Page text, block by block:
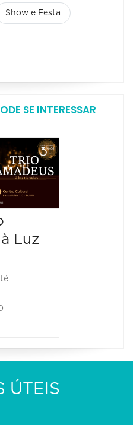
Show e Festa
SE INTERESSAR
Luz
ÚTEIS